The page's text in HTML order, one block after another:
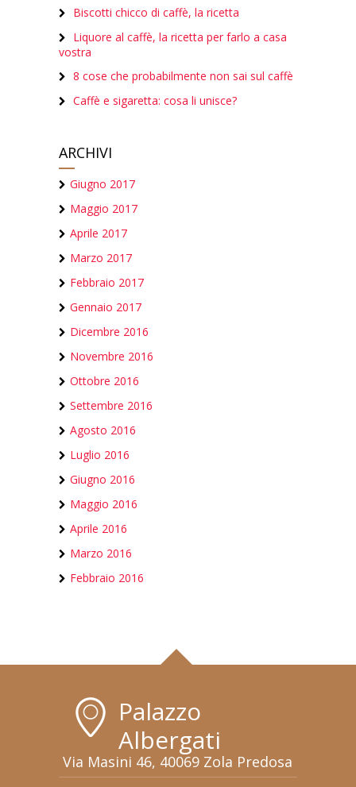
Biscotti chicco di caffè, la ricetta
Liquore al caffè, la ricetta per farlo a casa
vostra
8 cose che probabilmente non sai sul caffè
Caffè e sigaretta: cosa li unisce?
ARCHIVI
Giugno 2017
Maggio 2017
Aprile 2017
Marzo 2017
Febbraio 2017
Gennaio 2017
Dicembre 2016
Novembre 2016
Ottobre 2016
Settembre 2016
Agosto 2016
Luglio 2016
Giugno 2016
Maggio 2016
Aprile 2016
Marzo 2016
Febbraio 2016
Palazzo
Albergati
Via Masini 46, 40069 Zola Predosa